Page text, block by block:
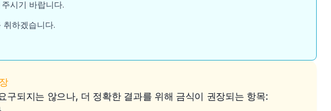
시기 바랍니다.
취하겠습니다.
구되지는 않으나, 더 정확한 결과를 위해 금식이 권장되는 항목: